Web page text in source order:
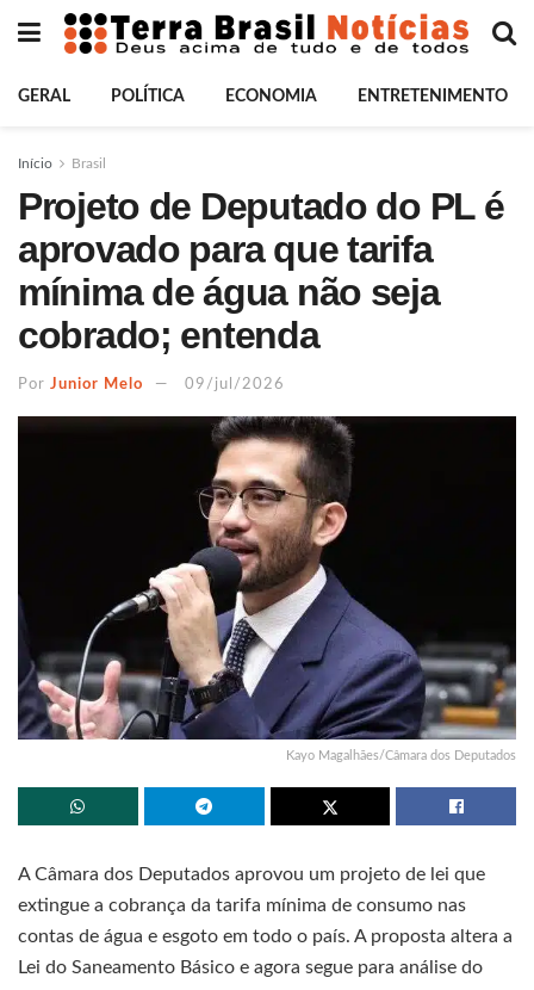
GERAL POLÍTICA ECONOMIA ENTRETENIMENTO
Início Brasil
Projeto de Deputado do PL é
aprovado para que tarifa
mínima de água não seja
cobrado; entenda
Por Junior Melo 09/jul/2026
Kayo Magalhães/Câmara dos Deputados
A Câmara dos Deputados aprovou um projeto de lei que
extingue a cobrança da tarifa mínima de consumo nas
contas de água e esgoto em todo o país. A proposta altera a
Lei do Saneamento Básico e agora segue para análise do